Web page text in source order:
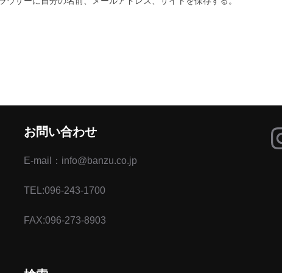
お問い合わせ
E-mail：info@banzu.co.jp
TEL:096-243-1700
FAX:096-273-8903